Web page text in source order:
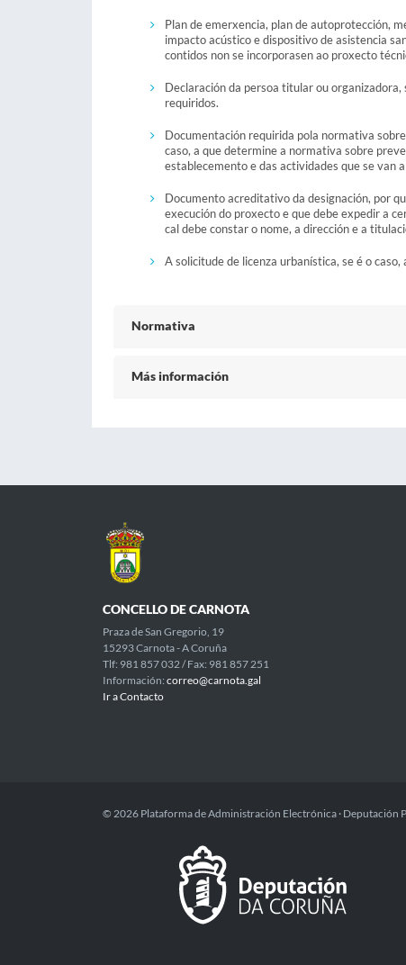
Plan de emerxencia, plan de autoprotección,
impacto acústico e dispositivo de asistencia
contidos non se incorporasen ao proxecto
Declaración da persoa titular ou
requiridos.
Documentación requirida pola normativa
caso, a que determine a normativa sobre
establecemento e das actividades que se van
Documento acreditativo da designación, por
execución do proxecto e que debe expedir a
cal debe constar o nome, a dirección e a
A solicitude de licenza urbanística, se é o
Normativa
Más información
CONCELLO DE CARNOTA
Praza de San Gregorio, 19
15293 Carnota - A Coruña
Tlf: 981 857 032 / Fax: 981 857 251
Información: correo@carnota.gal
Ir a Contacto
© 2026 Plataforma de Administración Electrónica · Deputación